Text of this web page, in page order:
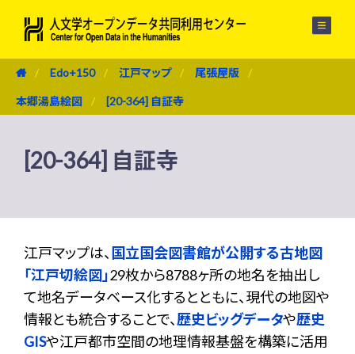
Edo+150 江戸マップ 尾張屋版
本郷湯島絵図 [20-364] 自証寺
[20-364] 自証寺
江戸マップは、 国立国会図書館が公開する古地図
「江戸切絵図」29枚から8788ヶ所の地名を抽出し
て地名データベース化するとともに、現代の地図や
情報とも統合することで、歴史ビッグデータや歴史
GISや江戸都市空間の地理情報基盤を構築に活用